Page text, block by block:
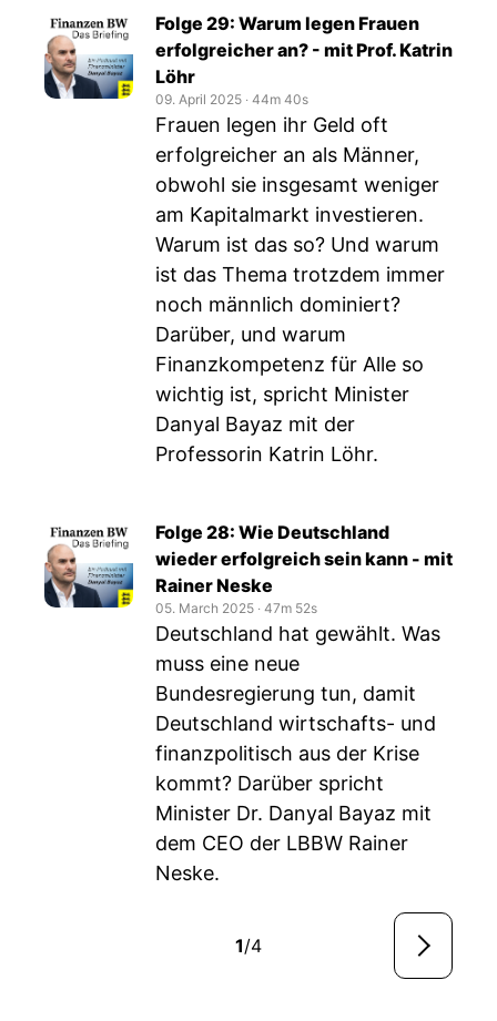
Folge 29: Warum legen Frauen
erfolgreicher an? - mit Prof. Katrin
Löhr
09. April 2025 ‧ 44m 40s
Frauen legen ihr Geld oft
erfolgreicher an als Männer,
obwohl sie insgesamt weniger
am Kapitalmarkt investieren.
Warum ist das so? Und warum
ist das Thema trotzdem immer
noch männlich dominiert?
Darüber, und warum
Finanzkompetenz für Alle so
wichtig ist, spricht Minister
Danyal Bayaz mit der
Professorin Katrin Löhr.
Folge 28: Wie Deutschland
wieder erfolgreich sein kann - mit
Rainer Neske
05. March 2025 ‧ 47m 52s
Deutschland hat gewählt. Was
muss eine neue
Bundesregierung tun, damit
Deutschland wirtschafts- und
finanzpolitisch aus der Krise
kommt? Darüber spricht
Minister Dr. Danyal Bayaz mit
dem CEO der LBBW Rainer
Neske.
1/4